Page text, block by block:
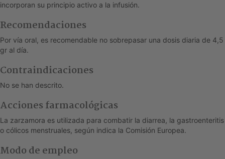
incorporan su principio activo a la infusión.
Recomendaciones
Por vía oral, es recomendable no sobrepasar una dosis diaria de 4,5
gr al día.
Contraindicaciones
No se han descrito.
Acciones farmacológicas
La zarzamora es utilizada para combatir la diarrea, la gastroenteritis
o cólicos menstruales, según indica la Comisión Europea.
Modo de empleo